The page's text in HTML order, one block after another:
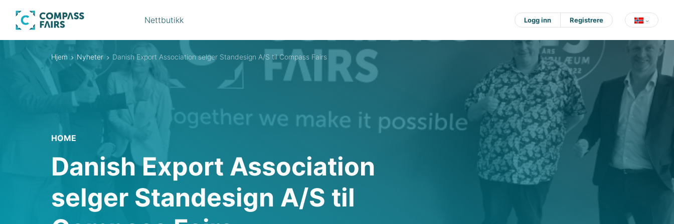
Nettbutikk Logg inn Registrere
Hjem Nyheter Danish Export Association selger Standesign A/S til Compass Fairs
HOME
Danish Export Association
selger Standesign A/S til